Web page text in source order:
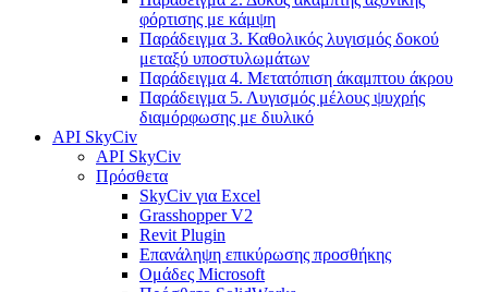
φόρτισης με κάμψη
Παράδειγμα 3. Καθολικός λυγισμός δοκού
μεταξύ υποστυλωμάτων
Παράδειγμα 4. Μετατόπιση άκαμπτου άκρου
Παράδειγμα 5. Λυγισμός μέλους ψυχρής
διαμόρφωσης με διυλικό
API SkyCiv
API SkyCiv
Πρόσθετα
SkyCiv για Excel
Grasshopper V2
Revit Plugin
Επανάληψη επικύρωσης προσθήκης
Ομάδες Microsoft